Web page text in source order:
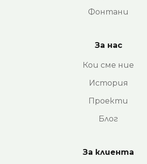
Фонтани
За нас
Кои сме ние
История
Проекти
Блог
За клиента